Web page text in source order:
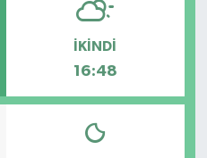
İKINDI
16:48